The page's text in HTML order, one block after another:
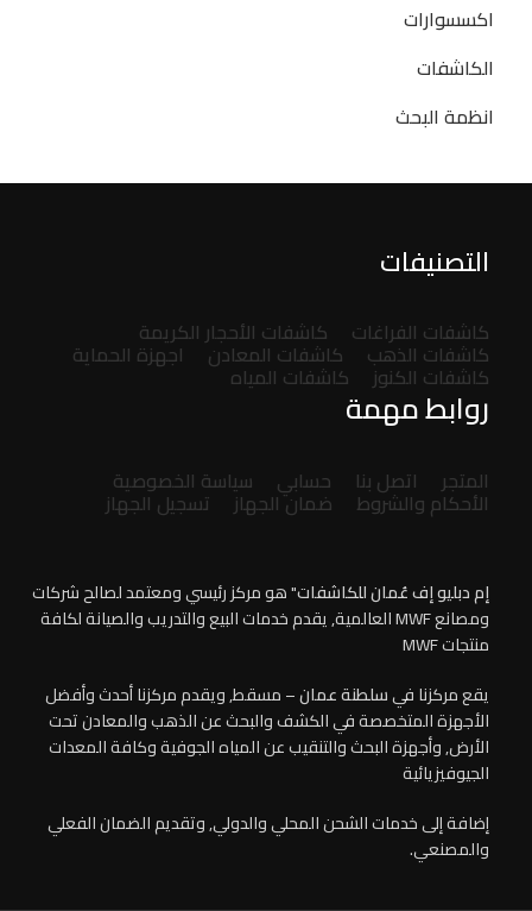
اكسسوارات
الكاشفات
انظمة البحث
التصنيفات
كاشفات الفراغات كاشفات الأحجار الكريمة
كاشفات الذهب كاشفات المعادن اجهزة الحماية
كاشفات الكنوز كاشفات المياه
روابط مهمة
المتجر اتصل بنا حسابي سياسة الخصوصية
الأحكام والشروط ضمان الجهاز تسجيل الجهاز
إم دبليو إف عُمان للكاشفات" هو مركز رئيسي ومعتمد لصالح شركات
ومصانع MWF العالمية, يقدم خدمات البيع والتدريب والصيانة لكافة
منتجات MWF
يقع مركزنا فيسلطنة عمان– مسقط, ويقدم مركزنا أحدث وأفضل
الأجهزة المتخصصة في الكشف والبحث عن الذهب والمعادن تحت
الأرض, وأجهزة البحث والتنقيب عن المياه الجوفية وكافة المعدات
الجيوفيزيائية
إضافة إلى خدمات الشحن المحلي والدولي, وتقديم الضمان الفعلي
والمصنعي.